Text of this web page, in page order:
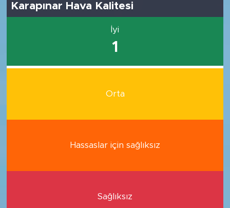
Karapınar Hava Kalitesi
İyi
1
Orta
Hassaslar için sağlıksız
Sağlıksız